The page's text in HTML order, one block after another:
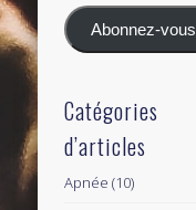
mail
Abonnez-vous
Catégories
d’articles
Apnée (10)